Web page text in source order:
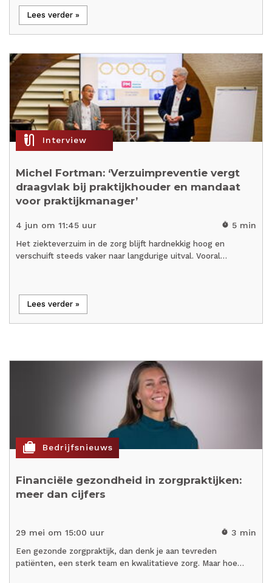
Lees verder »
mic_external_on Interview
Michel Fortman: ‘Verzuimpreventie vergt
draagvlak bij praktijkhouder en mandaat
voor praktijkmanager’
4 jun om 11:45 uur timer 5 min
Het ziekteverzuim in de zorg blijft hardnekkig hoog en
verschuift steeds vaker naar langdurige uitval. Vooral…
Lees verder »
cases Bedrijfsnieuws
Financiële gezondheid in zorgpraktijken:
meer dan cijfers
29 mei om 15:00 uur timer 3 min
Een gezonde zorgpraktijk, dan denk je aan tevreden
patiënten, een sterk team en kwalitatieve zorg. Maar hoe…